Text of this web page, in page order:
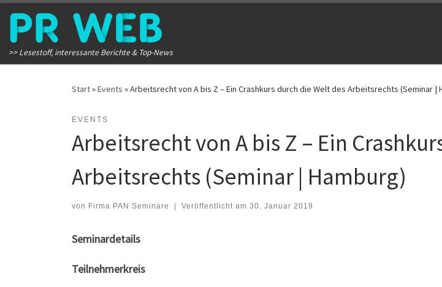
Zum Inhalt springen
>> Lesestoff, interessante Berichte & Top-News
Start»Events »Arbeitsrecht von A bis Z – Ein Crashkurs durch die Welt des Arbeitsrechts (Seminar |
EVENTS
Arbeitsrecht von A bis Z – Ein
Arbeitsrechts (Seminar | Hamburg)
von Firma PAN Seminare | Veröffentlicht am 30. Januar 2019
Seminardetails
Teilnehmerkreis